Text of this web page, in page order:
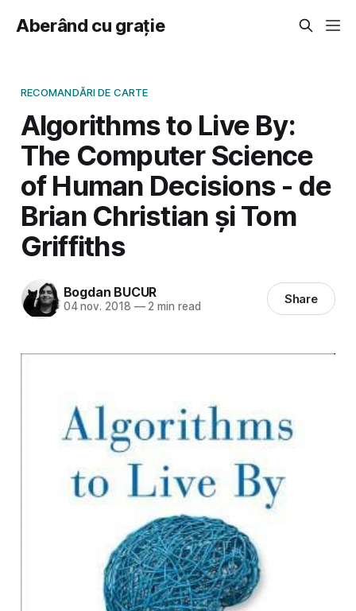
Aberând cu grație
RECOMANDĂRI DE CARTE
Algorithms to Live By:
The Computer Science
of Human Decisions - de
Brian Christian și Tom
Griffiths
Bogdan BUCUR
04 nov. 2018 —2 min read Share